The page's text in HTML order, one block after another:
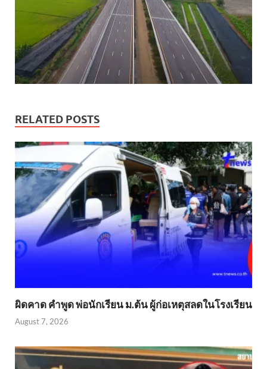
RELATED POSTS
ผิดคาด คำพูด พ่อนักเรียน ม.ต้น ผู้ก่อเหตุสลดในโรงเรียน
August 7, 2026